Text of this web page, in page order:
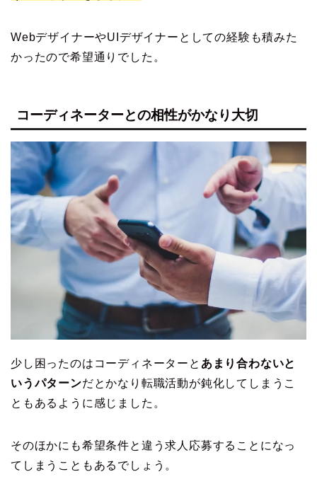
WebデザイナーやUIデザイナーとしての経験も積みた
かったので希望通りでした。
コーディネーターとの相性がかなり大切
少し困ったのはコーディネーターと あまり合わないと
いうパターンだとかなり転職活動が鈍化してしまうこ
ともあるように感じました。
そのほかにも希望条件と違う求人応募することになっ
てしまうこともあるでしょう。